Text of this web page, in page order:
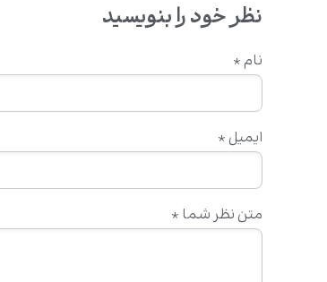
نظر خود را بنویسید
متن نظر شما *
نام *
ایمیل *